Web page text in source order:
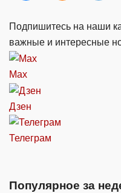
Подпишитесь на наши
важные и интересные
Max
Дзен
Телеграм
Популярное за